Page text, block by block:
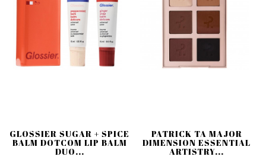
GLOSSIER SUGAR + SPICE
BALM DOTCOM LIP BALM
DUO...
PATRICK TA MAJOR
DIMENSION ESSENTIAL
ARTISTRY...